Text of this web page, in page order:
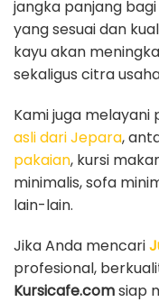
jangka panjang
yang sesuai dan
kayu akan
sekaligus citra
Kami juga
asli dari Jepara,
pakaian, kursi
minimalis, sofa
lain-lain.
Jika Anda mencari
profesional,
Kursicafe.comsiap